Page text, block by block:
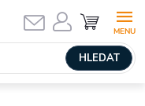
HLEDAT
NÁKUPNÍ
KOŠÍK